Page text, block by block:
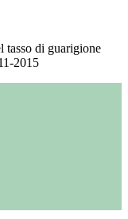
tasso di guarigione
2015